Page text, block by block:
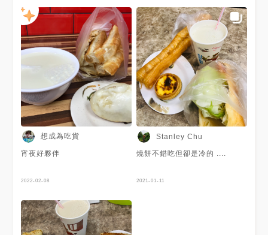
道這家推薦 ⠀⠀⠀⠀⠀⠀⠀⠀⠀⠀⠀
▪️鍋貼 $7.5/顆
⠀⠀⠀⠀⠀⠀⠀⠀⠀⠀⠀ 曾家鍋貼用
油較少，沒有多數坊間的油膩感
能夠吃到肉餡、蔬菜的口感鮮
甜，皮硬脆卻又多汁 選用三星
蔥經過悶煎散發的香味更甚 沾
一沾辣醬很涮嘴，適合日常的午
餐晚餐 口味算不上出眾，卻非
常耐人尋味，我蠻喜歡的 要注
意的大概是，周末甚至是尖峰時
間會需要等候
⠀⠀⠀⠀⠀⠀⠀⠀⠀⠀⠀
————————— ⚐ 基隆市
仁愛區忠二路3之2號 ☼ 11:00-
20:10 —————————
很蔥…我不愛蔥 但愛蔥的男友
覺得很大份也不錯吃 生意很好
內用可能要等一下 店家態度很
親切 環境也乾淨 推薦
想成為吃貨
宵夜好夥伴
2022-02-08
Stanley Chu
燒餅不錯吃但卻是冷的 ....
2021-01-11